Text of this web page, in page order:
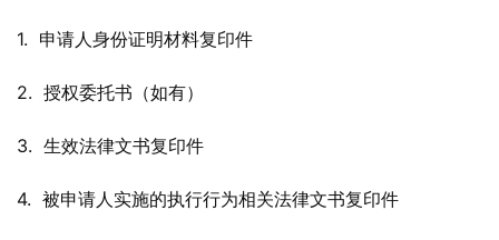
1.  申请人身份证明材料复印件
2.  授权委托书（如有）
3.  生效法律文书复印件
4.  被申请人实施的执行行为相关法律文书复印件